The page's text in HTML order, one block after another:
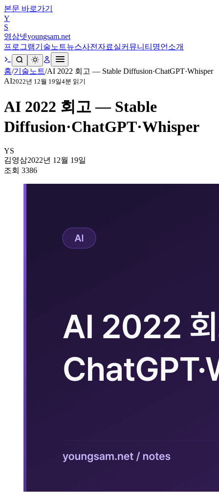
본문 바로가기
Y
S
영삼넷youngsam.net
프로그램기술노트뉴스사전 자료실커뮤니티 명언 소개
홈/기술노트/AI 2022 회고 — Stable Diffusion·ChatGPT·Whisper
AI2022년 12월 19일4분 읽기
AI 2022 회고 — Stable
Diffusion·ChatGPT·Whisper
YS
김영삼2022년 12월 19일
조회 3386